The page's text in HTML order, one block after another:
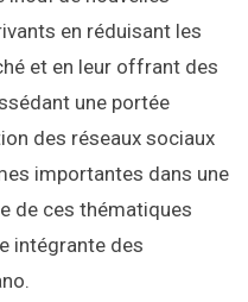
en réduisant les
et en leur offrant des
une portée
des réseaux sociaux
importantes dans une
de ces thématiques
intégrante des